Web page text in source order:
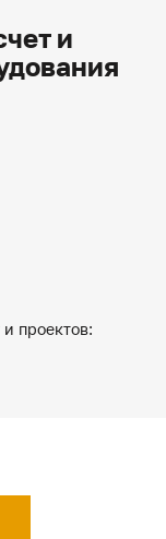
и
проектов: